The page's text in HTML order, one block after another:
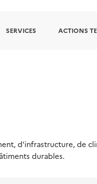
SERVICES ACTIONS
d'infrastructure, de
durables.